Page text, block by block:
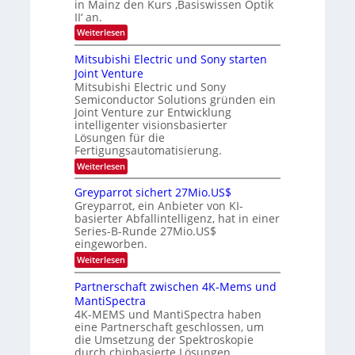
s
-
T
r
e
n
d
s
m
m
e
r
s
t
e
n
H
a
l
b
j
a
h
S
m
i
a
r
i
s
a
z
n
i
m
m
t
i
n
d
e
r
A
C
H
-
I
n
d
u
s
t
r
e
z
u
in Mainz den Kurs ‚Basiswissen Optik
II‘ an.
Weiterlesen:
O
p
t
i
k
-
K
u
r
s
v
o
n
P
h
o
t
o
n
i
c
s
H
u
b
Mitsubishi Electric und Sony starten
Joint Venture
Mitsubishi Electric und Sony
Semiconductor Solutions gründen ein
Joint Venture zur Entwicklung
intelligenter visionsbasierter
Lösungen für die
Fertigungsautomatisierung.
Weiterlesen:
M
t
s
u
b
i
s
h
i
E
l
e
t
r
Greyparrot sichert 27Mio.US$
Greyparrot, ein Anbieter von KI-
basierter Abfallintelligenz, hat in einer
Series-B-Runde 27Mio.US$
eingeworben.
Weiterlesen:
G
r
e
y
p
a
r
r
Partnerschaft zwischen 4K-Mems und
MantiSpectra
4K-MEMS und MantiSpectra haben
eine Partnerschaft geschlossen, um
die Umsetzung der Spektroskopie